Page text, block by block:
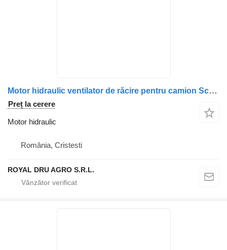
Motor hidraulic ventilator de răcire pentru camion Scania 2196418/2032381/1853889
Preț la cerere
Motor hidraulic
România, Cristesti
ROYAL DRU AGRO S.R.L.